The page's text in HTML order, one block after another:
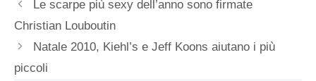
Le scarpe più sexy dell’anno sono firmate
Christian Louboutin
Natale 2010, Kiehl’s e Jeff Koons aiutano i più
piccoli